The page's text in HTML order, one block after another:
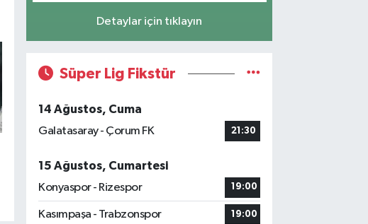
Detaylar için tıklayın
Süper Lig Fikstür
14 Ağustos, Cuma
Galatasaray - Çorum FK
21:30
15 Ağustos, Cumartesi
Konyaspor - Rizespor
19:00
Kasımpaşa - Trabzonspor 19:00